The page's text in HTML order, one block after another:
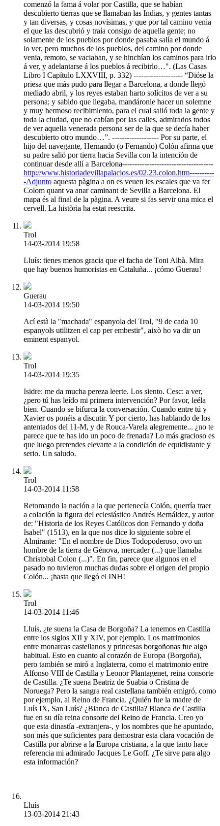
comenzó la fama á volar por Castilla, que se habían
descubierto tierras que se llamaban las Indias, y gentes tantas
y tan diversas, y cosas novísimas, y que por tal camino venia
el que las descubrió y traía consigo de aquella gente; no
solamente de los pueblos por donde pasaba salía el mundo á
lo ver, pero muchos de los pueblos, del camino por donde
venia, remoto, se vaciaban, y se hinchían los caminos para irlo
á ver, y adelantarse á los pueblos á recibirlo…". (Las Casas
Libro I Capítulo LXXVIII, p. 332) -------------------- “Dióse la
priesa que más pudo para llegar a Barcelona, a donde llegó
mediado abril, y los reyes estaban harto solícitos de ver a su
persona; y sabido que llegaba, mandáronle hacer un solemne
y muy hermoso recibimiento, para el cual salió toda la gente y
toda la ciudad, que no cabían por las calles, admirados todos
de ver aquella venerada persona ser de la que se decía haber
descubierto otro mundo…”. ------------------- Por su parte, el
hijo del navegante, Hernando (o Fernando) Colón afirma que
su padre salió por tierra hacia Sevilla con la intención de
continuar desde allí a Barcelona-------------------------------------
http://www.historiadevillapalacios.es/02.23.colon.htm----------
-Adjunto aquesta pàgina a on es veuen les escales que va fer
Colom quant va anar caminant de Sevilla a Barcelona. El
mapa és al final de la pàgina. A veure si fas servir una mica el
cervell. La història ha estat reescrita.
Trol
14-03-2014 19:58
Lluís: tienes menos gracia que el facha de Toni Albà. Mira
que hay buenos humoristas en Cataluña... ¡cómo Guerau!
Guerau
14-03-2014 19:50
Ací està la "machada" espanyola del Trol, "9 de cada 10
espanyols utilitzen el cap per embestir", això ho va dir un
eminent espanyol.
Trol
14-03-2014 19:35
Isidre: me da mucha pereza leerte. Los siento. Cesc: a ver,
¿pero tú has leído mi primera intervención? Por favor, leéla
bien. Cuando se bifurca la conversación. Cuando entre tú y
Xavier os ponéis a discutir. Y por cierto, has hablando de los
antentados del 11-M, y de Rouca-Varela alegremente... ¿no te
parece que te has ido un poco de frenada? Lo más gracioso es
que luego pretendes elevarte a la condición de equidistante y
serio. Un saludo.
Trol
14-03-2014 11:58
Retomando la nación a la que pertenecía Colón, querría traer
a colación la figura del eclesiástico Andrés Bernáldez, y autor
de: "Historia de los Reyes Católicos don Fernando y doña
Isabel" (1513), en la que nos dice lo siguiente sobre el
Almirante: "En el nombre de Dios Todopoderoso, ovo un
hombre de la tierra de Génova, mercader (...) que llamaba
Christobal Colon (...)". En fin, parece que algunos en el
pasado no tuvieron muchas dudas sobre el origen del propio
Colón... ¡hasta que llegó el INH!
Trol
14-03-2014 11:46
Lluís, ¿te suena la Casa de Borgoña? La tenemos en Castilla
entre los siglos XII y XIV, por ejemplo. Los matrimonios
entre monarcas castellanos y princesas borgoñonas fue algo
habitual. Esto en cuanto al corazón de Europa (Borgoña),
pero también se miró a Inglaterra, como el matrimonio entre
Alfonso VIII de Castilla y Leonor Plantagenet, reina consorte
de Castilla. ¿Te suena Beatriz de Suabia o Cristina de
Noruega? Pero la sangra real castellana también emigró, como
por ejemplo, al Reino de Francia. ¿Quién fue la madre de
Luís IX, San Luís? ¿Blanca de Castilla? Blanca de Castilla
fue en su día reina consorte del Reino de Francia. Creo yo
que esta dinastía -extranjera-, y los nombres que he apuntado,
son más que suficientes para demostrar esta clara vocación de
Castilla por abrirse a la Europa cristiana, a la que tanto hace
referencia mi admirado Jacques Le Goff. ¿Te sirve para algo
esta información?
Lluís
13-03-2014 21:43